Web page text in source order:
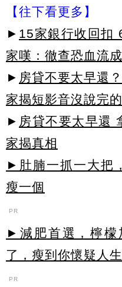
【往下看更多】
► 15家銀行收回扣
家嘆：徹查恐血流
► 房貸不要太早還
家揭短影音沒說完
► 房貸不要太早還
家揭真相
►肚腩一抓一大把
瘦一個
PR
►減肥首選，檸檬
了，瘦到你懷疑人生
PR